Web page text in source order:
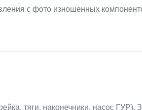
с фото изношенных
тяги, наконечники, насос ГУР).